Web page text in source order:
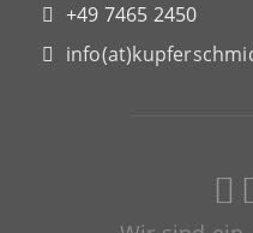
+49 7465 2450